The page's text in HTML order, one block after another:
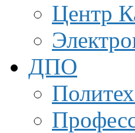
Центр
ДПО